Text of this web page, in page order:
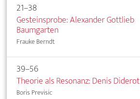
21–38
Gesteinsprobe: Alexander Gottlieb
Baumgarten
Frauke Berndt
39–56
Theorie als Resonanz: Denis Diderot
Boris Previsic